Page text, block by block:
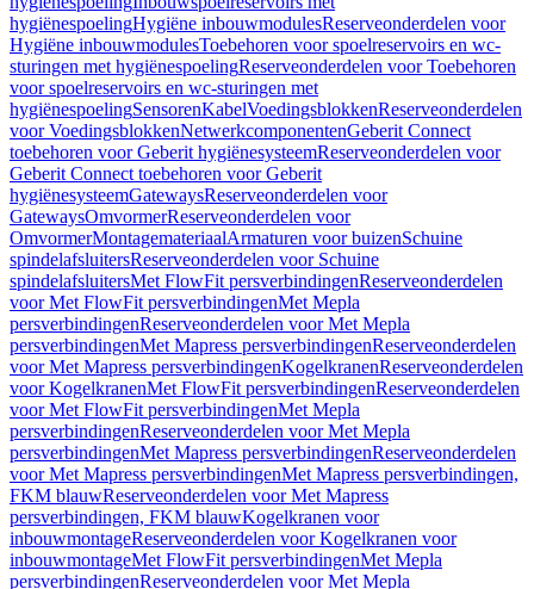
hygiënespoelingHygiëne inbouwmodulesReserveonderdelen voor
Hygiëne inbouwmodulesToebehoren voor spoelreservoirs en wc-
sturingen met hygiënespoelingReserveonderdelen voor Toebehoren
voor spoelreservoirs en wc-sturingen met
hygiënespoelingSensorenKabelVoedingsblokkenReserveonderdelen
voor VoedingsblokkenNetwerkcomponentenGeberit Connect
toebehoren voor Geberit hygiënesysteemReserveonderdelen voor
Geberit Connect toebehoren voor Geberit
hygiënesysteemGatewaysReserveonderdelen voor
GatewaysOmvormerReserveonderdelen voor
OmvormerMontagemateriaalArmaturen voor buizenSchuine
spindelafsluitersReserveonderdelen voor Schuine
spindelafsluitersMet FlowFit persverbindingenReserveonderdelen
voor Met FlowFit persverbindingenMet Mepla
persverbindingenReserveonderdelen voor Met Mepla
persverbindingenMet Mapress persverbindingenReserveonderdelen
voor Met Mapress persverbindingenKogelkranenReserveonderdelen
voor KogelkranenMet FlowFit persverbindingenReserveonderdelen
voor Met FlowFit persverbindingenMet Mepla
persverbindingenReserveonderdelen voor Met Mepla
persverbindingenMet Mapress persverbindingenReserveonderdelen
voor Met Mapress persverbindingenMet Mapress persverbindingen,
FKM blauwReserveonderdelen voor Met Mapress
persverbindingen, FKM blauwKogelkranen voor
inbouwmontageReserveonderdelen voor Kogelkranen voor
inbouwmontageMet FlowFit persverbindingenMet Mepla
persverbindingenReserveonderdelen voor Met Mepla